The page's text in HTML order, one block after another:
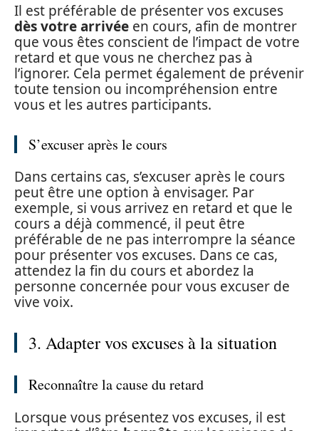
Il est préférable de présenter vos excuses
dès votre arrivée en cours, afin de montrer
que vous êtes conscient de l’impact de votre
retard et que vous ne cherchez pas à
l’ignorer. Cela permet également de prévenir
toute tension ou incompréhension entre
vous et les autres participants.
S’excuser après le cours
Dans certains cas, s’excuser après le cours
peut être une option à envisager. Par
exemple, si vous arrivez en retard et que le
cours a déjà commencé, il peut être
préférable de ne pas interrompre la séance
pour présenter vos excuses. Dans ce cas,
attendez la fin du cours et abordez la
personne concernée pour vous excuser de
vive voix.
3. Adapter vos excuses à la situation
Reconnaître la cause du retard
Lorsque vous présentez vos excuses, il est